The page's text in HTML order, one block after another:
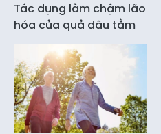
Tác dụng làm chậm lão
hóa của quả dâu tằm